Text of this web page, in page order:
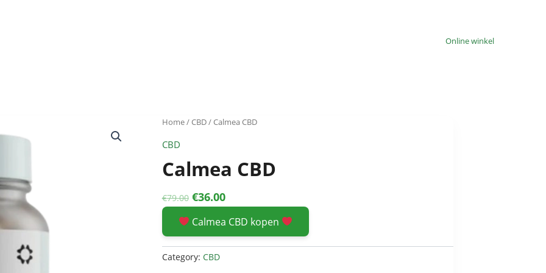
Online winkel
Home/CBD/ Calmea CBD
CBD
Calmea CBD
€79.00 Original
was:
€79.00.
€36.00Current
is:
€36.00.
Calmea CBD kopen
Category: CBD